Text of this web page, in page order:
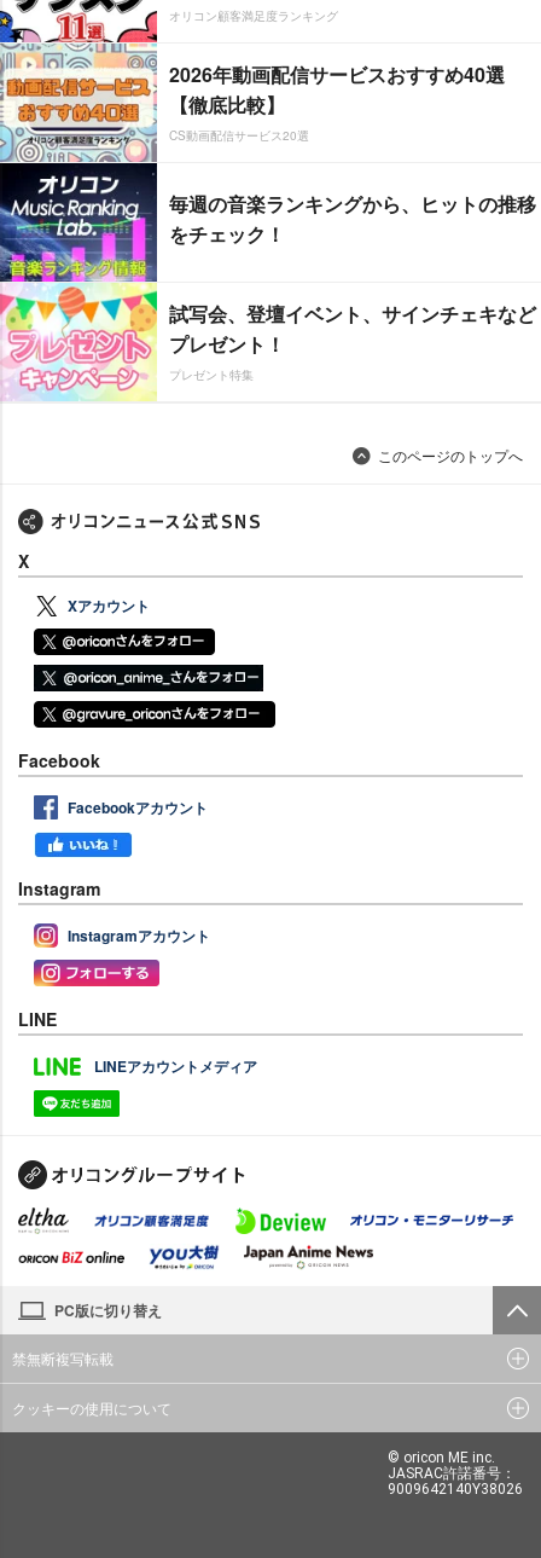
オリコン顧客満足度ランキング
2026年動画配信サービスおすすめ40選
【徹底比較】
CS動画配信サービス20選
毎週の音楽ランキングから、ヒットの推移
をチェック！
試写会、登壇イベント、サインチェキなど
プレゼント！
プレゼント特集
このページのトップへ
X
Xアカウント
Facebook
Facebookアカウント
Instagram
Instagramアカウント
LINE
LINEアカウントメディア
PC版に切り替え
禁無断複写転載
クッキーの使用について
© oricon ME inc.
JASRAC許諾番号：
9009642140Y38026